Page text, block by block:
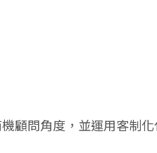
顧問角度，並運用客制